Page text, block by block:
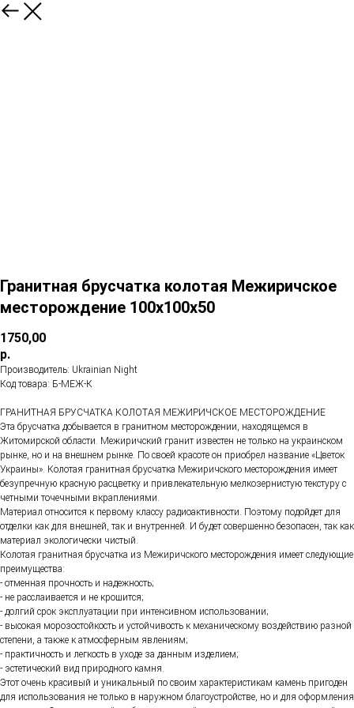
Гранитная брусчатка колотая Межиричское
месторождение 100х100х50
1750,00
р.
Производитель: Ukrainian Night
Код товара: Б-МЕЖ-К
ГРАНИТНАЯ БРУСЧАТКА КОЛОТАЯ МЕЖИРИЧСКОЕ МЕСТОРОЖДЕНИЕ
Эта брусчатка добывается в гранитном месторождении, находящемся в
Житомирской области. Межиричский гранит известен не только на украинском
рынке, но и на внешнем рынке. По своей красоте он приобрел название «Цветок
Украины». Колотая гранитная брусчатка Межиричского месторождения имеет
безупречную красную расцветку и привлекательную мелкозернистую текстуру с
четными точечными вкраплениями.
Материал относится к первому классу радиоактивности. Поэтому подойдет для
отделки как для внешней, так и внутренней. И будет совершенно безопасен, так как
материал экологически чистый.
Колотая гранитная брусчатка из Межиричского месторождения имеет следующие
преимущества:
- отменная прочность и надежность;
- не расслаивается и не крошится;
- долгий срок эксплуатации при интенсивном использовании;
- высокая морозостойкость и устойчивость к механическому воздействию разной
степени, а также к атмосферным явлениям;
- практичность и легкость в уходе за данным изделием;
- эстетический вид природного камня.
Этот очень красивый и уникальный по своим характеристикам камень пригоден
для использования не только в наружном благоустройстве, но и для оформления